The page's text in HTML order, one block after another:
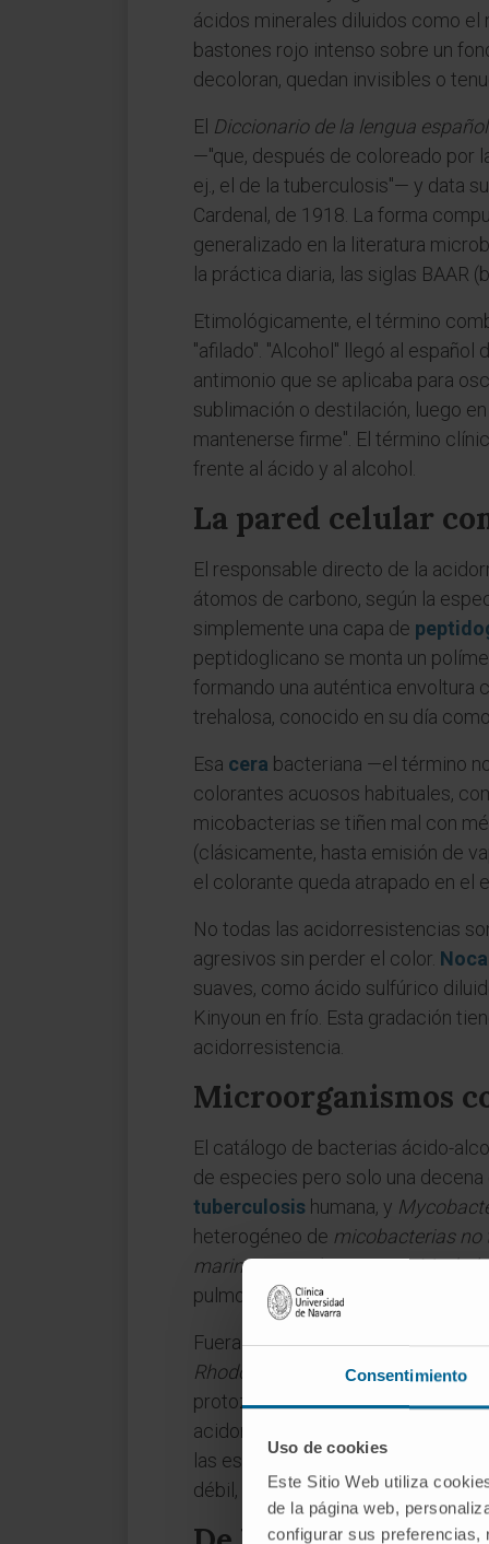
Consentimiento
Uso de cookies
Este Sitio Web utiliza
de la página web,
configurar sus preferencias,
ácidos minerales diluidos como
bastones rojo intenso sobre un
decoloran, quedan invisibles o
El Diccionario de la lengua
—"que, después de coloreado por
ej., el de la tuberculosis"— y data
Cardenal, de 1918. La forma
generalizado en la literatura
la práctica diaria, las siglas BAAR
Etimológicamente, el término
"afilado". "Alcohol" llegó al español
antimonio que se aplicaba para
sublimación o destilación, luego
mantenerse firme". El término
frente al ácido y al alcohol.
La pared celular
El responsable directo de la
átomos de carbono, según la
simplemente una capa de
peptidoglicano se monta un
formando una auténtica envoltura
trehalosa, conocido en su día como
Esa cera bacteriana —el término
colorantes acuosos habituales,
micobacterias se tiñen mal con
(clásicamente, hasta emisión de
el colorante queda atrapado en el
No todas las acidorresistencias
agresivos sin perder el color.
suaves, como ácido sulfúrico
Kinyoun en frío. Esta gradación
acidorresistencia.
Microorganismos
El catálogo de bacterias ácido-
de especies pero solo una
tuberculosis humana, y
heterogéneo de micobacterias no
marinum,M. abscessusoM.
pulmonares, cutáneas o
Fuera del géneroMycobacterium,
Rhodococcus
Gordoniay
protozoos parásitos, los coccidios
acidorresistentes en la tinción,
las esporas de algunos
débil, atribuible a su cubierta